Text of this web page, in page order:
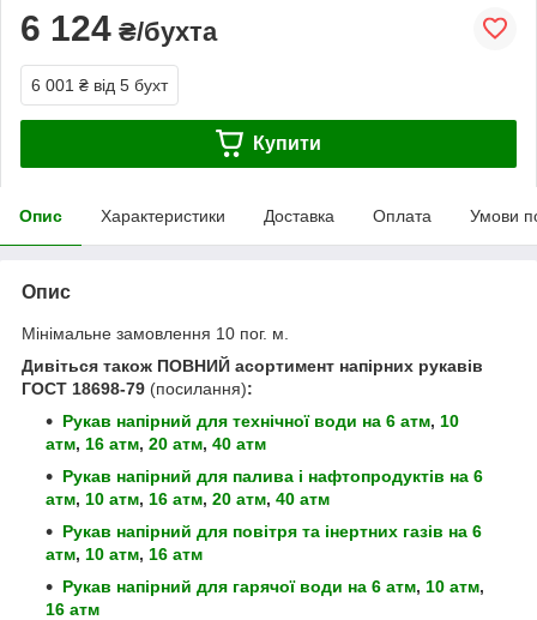
6 124 ₴/бухта
6 001 ₴ від 5 бухт
Купити
Опис Характеристики Доставка Оплата Умови
Опис
Мінімальне замовлення 10 пог. м.
Дивіться також ПОВНИЙ асортимент напірних рукавів
ГОСТ 18698-79 (посилання):
Рукав напірний для технічної води на 6 атм, 10
атм, 16 атм, 20 атм, 40 атм
Рукав напірний для палива і нафтопродуктів на 6
атм, 10 атм, 16 атм, 20 атм, 40 атм
Рукав напірний для повітря та інертних газів на 6
атм, 10 атм, 16 атм
Рукав напірний для гарячої води на 6 атм, 10 атм,
16 атм